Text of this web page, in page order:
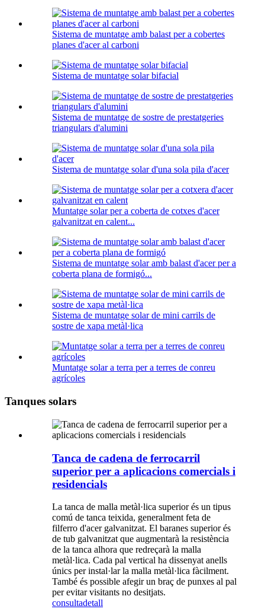
Sistema de muntatge amb balast per a cobertes
planes d'acer al carboni
Sistema de muntatge solar bifacial
Sistema de muntatge de sostre de prestatgeries
triangulars d'alumini
Sistema de muntatge solar d'una sola pila d'acer
Muntatge solar per a coberta de cotxes d'acer
galvanitzat en calent...
Sistema de muntatge solar amb balast d'acer per a
coberta plana de formigó...
Sistema de muntatge solar de mini carrils de
sostre de xapa metàl·lica
Muntatge solar a terra per a terres de conreu
agrícoles
Tanques solars
Tanca de cadena de ferrocarril
superior per a aplicacions comercials i
residencials
La tanca de malla metàl·lica superior és un tipus
comú de tanca teixida, generalment feta de
filferro d'acer galvanitzat. El baranes superior és
de tub galvanitzat que augmentarà la resistència
de la tanca alhora que redreçarà la malla
metàl·lica. Cada pal vertical ha dissenyat anells
únics per instal·lar la malla metàl·lica fàcilment.
També és possible afegir un braç de punxes al pal
per evitar visitants no desitjats.
consultadetall